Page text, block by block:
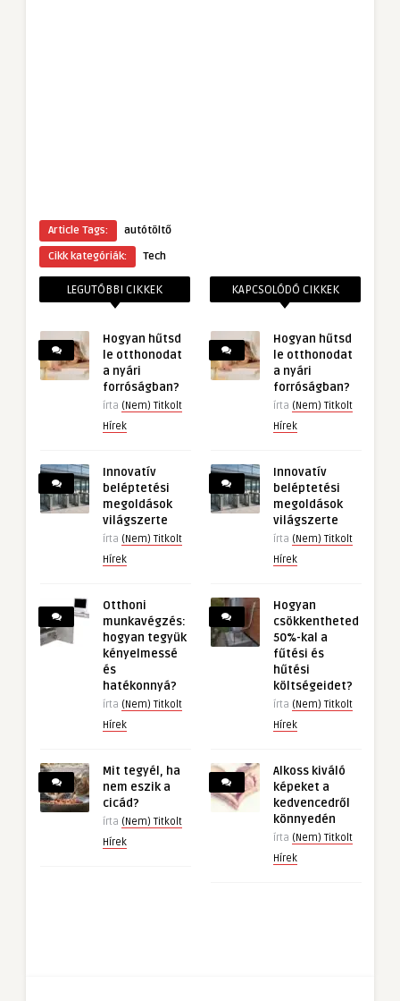
Article Tags:
autótöltő
Cikk kategóriák:
Tech
LEGUTÓBBI CIKKEK
Hogyan hűtsd
le otthonodat
a nyári
forróságban?
írta (Nem) Titkolt
Hírek
Innovatív
beléptetési
megoldások
világszerte
írta (Nem) Titkolt
Hírek
Otthoni
munkavégzés:
hogyan tegyük
kényelmessé
és
hatékonnyá?
írta (Nem) Titkolt
Hírek
Mit tegyél, ha
nem eszik a
cicád?
írta (Nem) Titkolt
Hírek
KAPCSOLÓDÓ CIKKEK
Hogyan hűtsd
le otthonodat
a nyári
forróságban?
írta (Nem) Titkolt
Hírek
Innovatív
beléptetési
megoldások
világszerte
írta (Nem) Titkolt
Hírek
Hogyan
csökkentheted
50%-kal a
fűtési és
hűtési
költségeidet?
írta (Nem) Titkolt
Hírek
Alkoss kiváló
képeket a
kedvencedről
könnyedén
írta (Nem) Titkolt
Hírek